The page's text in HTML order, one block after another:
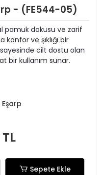
- (FE544-05)
pamuk dokusu ve zarif
ve şıklığı bir
cilt dostu olan
bir kullanım sunar.
Sepete Ekle